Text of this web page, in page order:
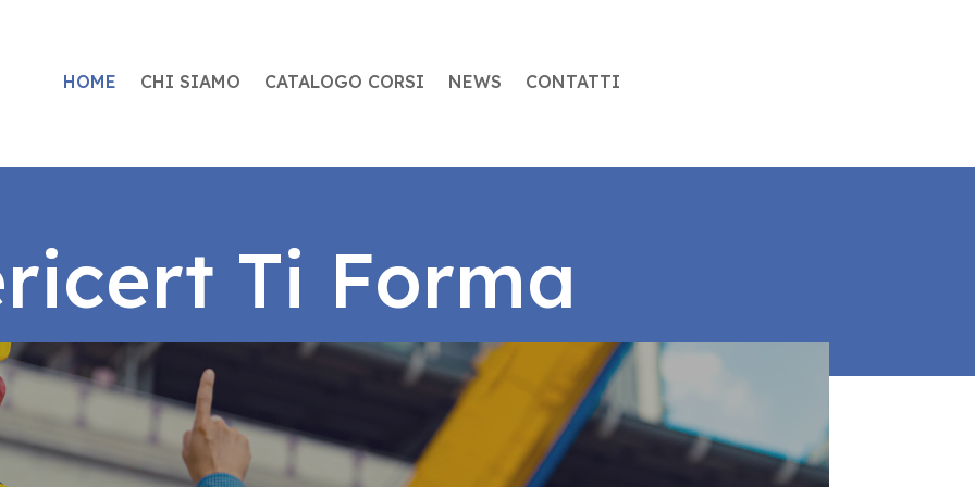
HOME CHI SIAMO CATALOGO CORSI NEWS CONTATTI
Ti Forma